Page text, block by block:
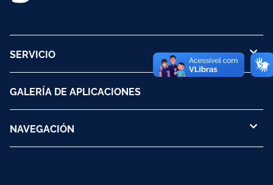
SERVICIO
GALERÍA DE APLICACIONES
NAVEGACIÓN